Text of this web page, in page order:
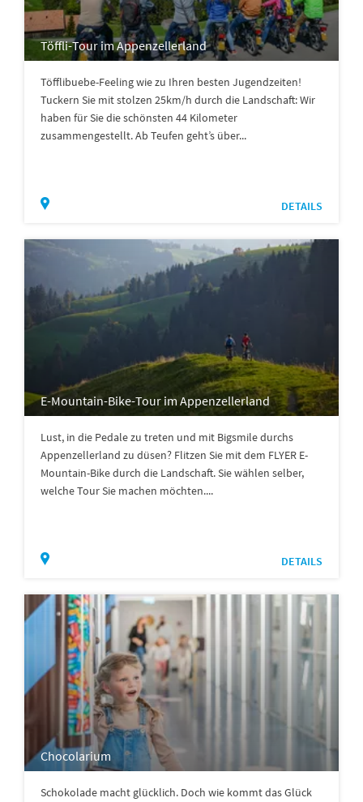
Töffli-Tour im Appenzellerland
Töfflibuebe-Feeling wie zu Ihren besten Jugendzeiten!
Tuckern Sie mit stolzen 25km/h durch die Landschaft: Wir
haben für Sie die schönsten 44 Kilometer
zusammengestellt. Ab Teufen geht’s über...
DETAILS
E-Mountain-Bike-Tour im Appenzellerland
Lust, in die Pedale zu treten und mit Bigsmile durchs
Appenzellerland zu düsen? Flitzen Sie mit dem FLYER E-
Mountain-Bike durch die Landschaft. Sie wählen selber,
welche Tour Sie machen möchten....
DETAILS
Chocolarium
Schokolade macht glücklich. Doch wie kommt das Glück